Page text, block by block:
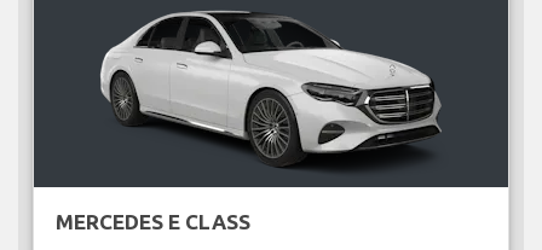
MERCEDES E CLASS